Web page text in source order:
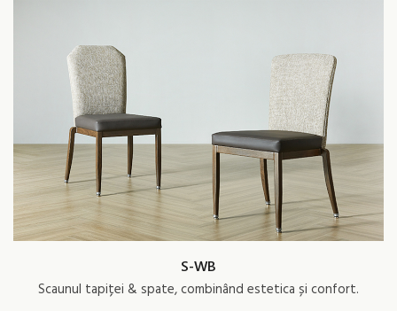
S-WB
Scaunul tapiței & spate, combinând estetica și confort.